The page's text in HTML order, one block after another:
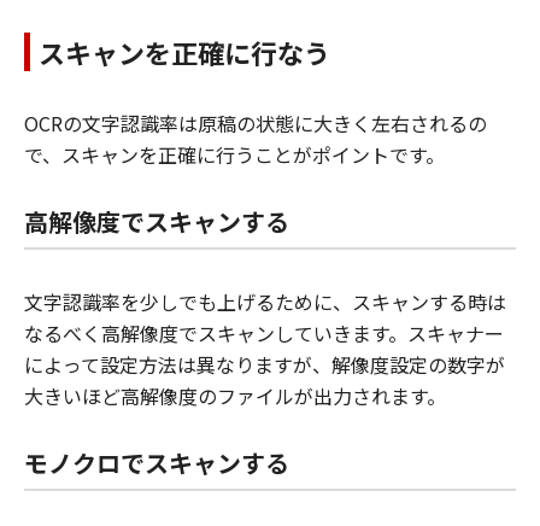
スキャンを正確に行なう
OCRの文字認識率は原稿の状態に大きく左右されるの
で、スキャンを正確に行うことがポイントです。
高解像度でスキャンする
文字認識率を少しでも上げるために、スキャンする時は
なるべく高解像度でスキャンしていきます。スキャナー
によって設定方法は異なりますが、解像度設定の数字が
大きいほど高解像度のファイルが出力されます。
モノクロでスキャンする